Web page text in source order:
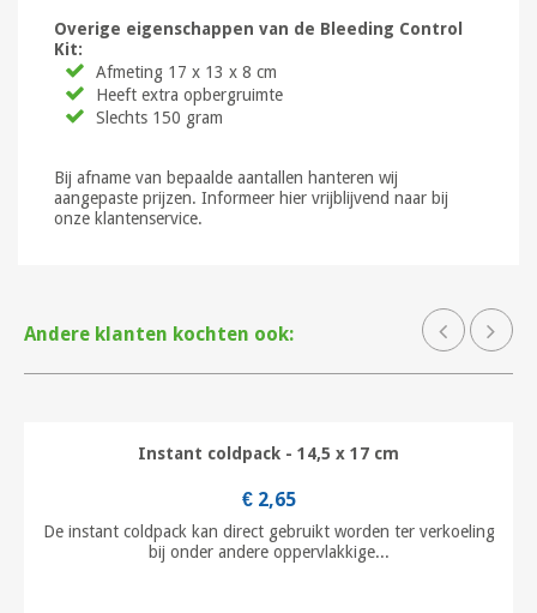
Overige eigenschappen van de Bleeding Control
Kit:
Afmeting 17 x 13 x 8 cm
Heeft extra opbergruimte
Slechts 150 gram
Bij afname van bepaalde aantallen hanteren wij
aangepaste prijzen. Informeer hier vrijblijvend naar bij
onze klantenservice.
Andere klanten kochten ook:
Instant coldpack - 14,5 x 17 cm
€ 2,65
De instant coldpack kan direct gebruikt worden ter verkoeling
bij onder andere oppervlakkige...